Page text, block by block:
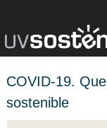
COVID-19.
sostenible